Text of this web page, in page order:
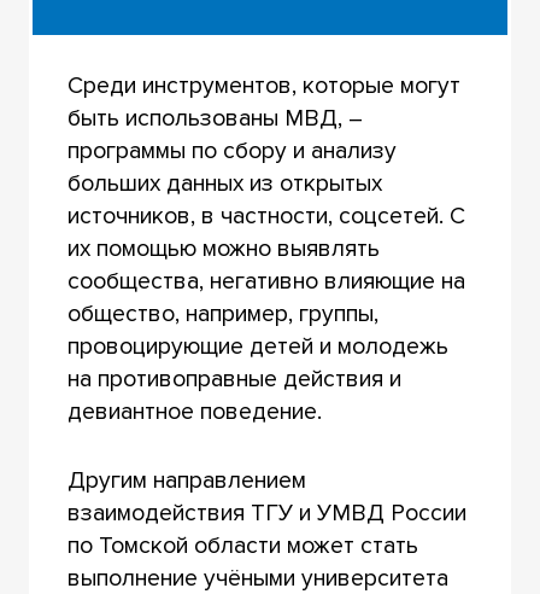
Среди инструментов, которые могут
быть использованы МВД, –
программы по сбору и анализу
больших данных из открытых
источников, в частности, соцсетей. С
их помощью можно выявлять
сообщества, негативно влияющие на
общество, например, группы,
провоцирующие детей и молодежь
на противоправные действия и
девиантное поведение.
Другим направлением
взаимодействия ТГУ и УМВД России
по Томской области может стать
выполнение учёными университета